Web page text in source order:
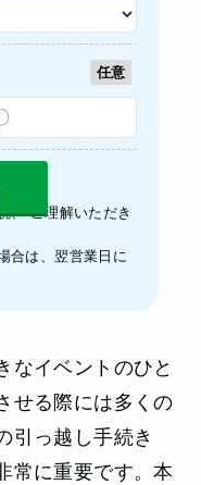
任意
、 ご理解いただき
合は、翌営業日に
なイベントのひと
せる際には多くの
引っ越し手続き
常に重要です。本